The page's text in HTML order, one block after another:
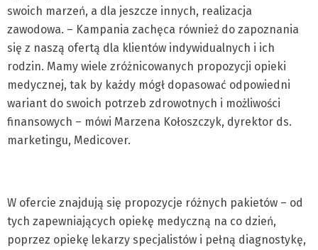
swoich marzeń, a dla jeszcze innych, realizacja
zawodowa. – Kampania zachęca również do zapoznania
się z naszą ofertą dla klientów indywidualnych i ich
rodzin. Mamy wiele zróżnicowanych propozycji opieki
medycznej, tak by każdy mógł dopasować odpowiedni
wariant do swoich potrzeb zdrowotnych i możliwości
finansowych – mówi Marzena Kołoszczyk, dyrektor ds.
marketingu, Medicover.
W ofercie znajdują się propozycje różnych pakietów – od
tych zapewniających opiekę medyczną na co dzień,
poprzez opiekę lekarzy specjalistów i pełną diagnostykę,